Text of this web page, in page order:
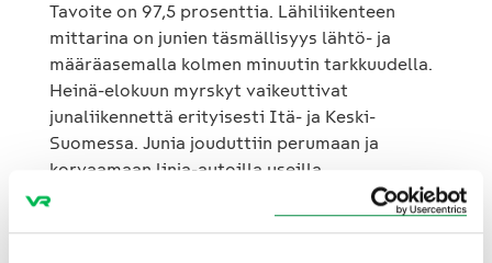
Tavoite on 97,5 prosenttia. Lähiliikenteen
mittarina on junien täsmällisyys lähtö- ja
määräasemalla kolmen minuutin tarkkuudella.
Heinä-elokuun myrskyt vaikeuttivat
junaliikennettä erityisesti Itä- ja Keski-
Suomessa. Junia jouduttiin perumaan ja
korvaamaan linja-autoilla useilla
rataosuuksilla useana päivänä. Esimerkiksi
Asta-myrskyn jälkeen Imatra−Parikkala-välillä